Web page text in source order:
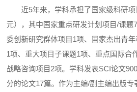
近5年来，学科承担了国家级科研
元），其中国家重点研发计划项目/课题
委创新研究群体项目1项、国家杰出青
1项、重大项目子课题1项、重点国际合
战略咨询项目2项。学科发表SCI论文
分的论文17篇。作为主编/副主编出版专